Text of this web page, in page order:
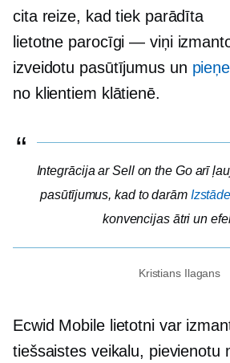
cita reize, kad tiek parādīta
lietotne parocīgi — viņi
izveidotu pasūtījumus un
no klientiem klātienē.
Integrācija ar Sell on the Go arī
pasūtījumus, kad to darām
konvencijas ātri un
Kristians Ilagans
Ecwid Mobile lietotni var
tiešsaistes veikalu, pievienotu